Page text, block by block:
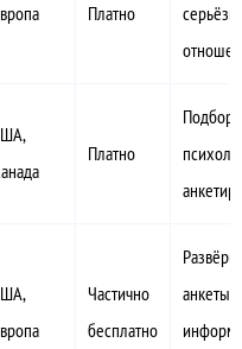
Платно
Платно
Подбор
Частично
бесплатно
анкеты,